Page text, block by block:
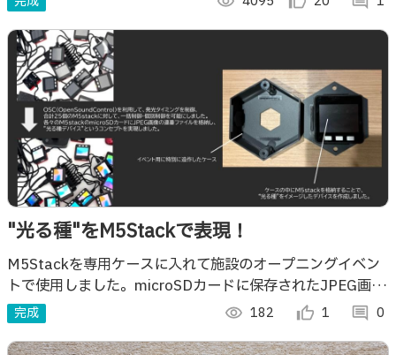
特化させ小型軽量化したモデル。
"光る種"をM5Stackで表現！
M5Stackを専用ケースに入れて施設のオープニングイベン
トで使用しました。microSDカードに保存されたJPEG画像
を連番再生することで、あたかも"光る種"を演出しました！
完成 visibility 182 thumb_up_alt 1 comment 0